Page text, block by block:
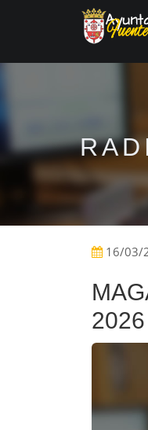
16/03/
2026